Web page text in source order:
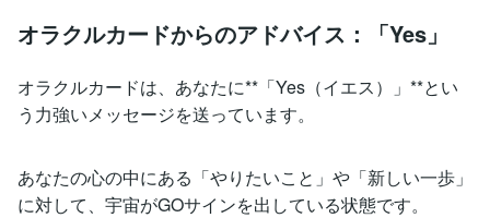
オラクルカードからのアドバイス：「Yes」
オラクルカードは、あなたに**「Yes（イエス）」**とい
う力強いメッセージを送っています。
あなたの心の中にある「やりたいこと」や「新しい一歩」
に対して、宇宙がGOサインを出している状態です。